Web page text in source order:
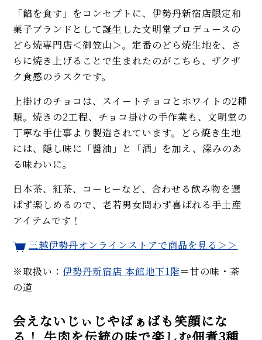
「餡を食す」をコンセプトに、伊勢丹新宿店限定和
菓子ブランドとして誕生した文明堂プロデュースの
どら焼専門店＜御笠山＞。定番のどら焼生地を、さ
らに焼き上げることで生まれたのがこちら、ザクザ
ク食感のラスクです。
上掛けのチョコは、スイートチョコとホワイトの2種
類。焼きの2工程、チョコ掛けの手作業も、文明堂の
丁寧な手仕事より製造されています。どら焼き生地
には、隠し味に「醬油」と「酒」を加え、深みのあ
る味わいに。
日本茶、紅茶、コーヒーなど、合わせる飲み物を選
ばず楽しめるので、老若男女問わず喜ばれる手土産
アイテムです！
三越伊勢丹オンラインストアで商品を見る＞＞
※取扱い： 伊勢丹新宿店 本館地下1階＝甘の味・茶
の道
会えないじぃじやばぁばも笑顔にな
る！ 牛肉を伝統の味で楽しむ佃煮3種